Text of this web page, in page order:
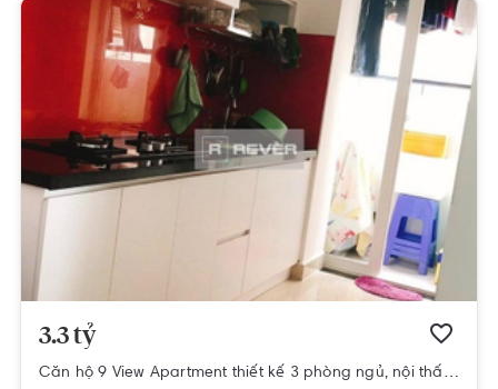
3.3 tỷ
Căn hộ 9 View Apartment thiết kế 3 phòng ngủ, nội thất cơ bản.